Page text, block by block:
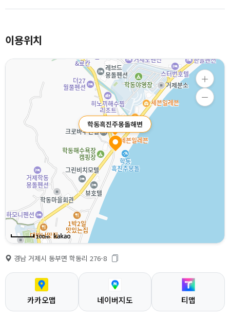
이용위치
학동흑진주몽돌해변
100m
경남 거제시 동부면 학동리 276-8
카카오맵 네이버지도 티맵